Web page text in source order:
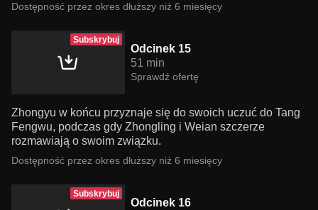
Dostępność przez okres dłuższy niż 6 miesięcy
Subskrybuj
Odcinek 15
51 min
Sprawdź ofertę
Zhongyu w końcu przyznaje się do swoich uczuć do Tang
Fengwu, podczas gdy Zhongling i Weian szczerze
rozmawiają o swoim związku.
Dostępność przez okres dłuższy niż 6 miesięcy
Subskrybuj
Odcinek 16